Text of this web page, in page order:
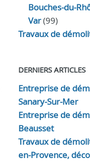
Bouches-du-
Var(99)
Travaux de
DERNIERS ARTICLES
Entreprise de
Sanary-Sur-Mer
Entreprise de
Beausset
Travaux de
en-Provence,